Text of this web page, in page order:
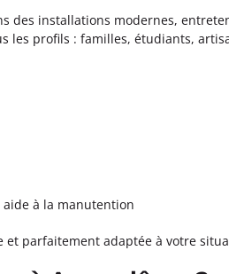
des installations modernes,
les profils : familles, étudiants,
à la manutention
et parfaitement adaptée à votre